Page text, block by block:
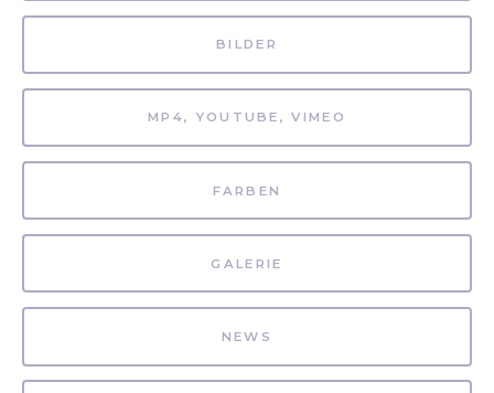
BILDER
MP4, YOUTUBE, VIMEO
FARBEN
GALERIE
NEWS